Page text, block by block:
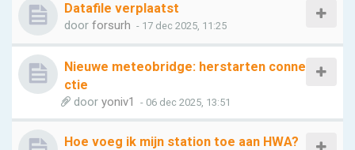
Datafile verplaatst
door forsurh - 17 dec 2025, 11:25
Nieuwe meteobridge: herstarten conne
ctie
door yoniv1 - 06 dec 2025, 13:51
Hoe voeg ik mijn station toe aan HWA?